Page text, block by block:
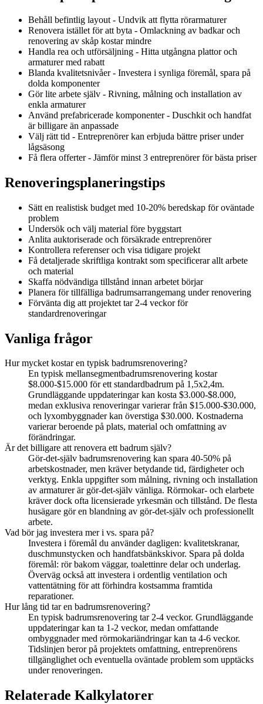
Behåll befintlig layout - Undvik att flytta rörarmaturer
Renovera istället för att byta - Omlackning av badkar och
renovering av skåp kostar mindre
Handla rea och utförsäljning - Hitta utgångna plattor och
armaturer med rabatt
Blanda kvalitetsnivåer - Investera i synliga föremål, spara på
dolda komponenter
Gör lite arbete själv - Rivning, målning och installation av
enkla armaturer
Använd prefabricerade komponenter - Duschkit och handfat
är billigare än anpassade
Välj rätt tid - Entreprenörer kan erbjuda bättre priser under
lågsäsong
Få flera offerter - Jämför minst 3 entreprenörer för bästa priser
Renoveringsplaneringstips
Sätt en realistisk budget med 10-20% beredskap för oväntade
problem
Undersök och välj material före byggstart
Anlita auktoriserade och försäkrade entreprenörer
Kontrollera referenser och visa tidigare projekt
Få detaljerade skriftliga kontrakt som specificerar allt arbete
och material
Skaffa nödvändiga tillstånd innan arbetet börjar
Planera för tillfälliga badrumsarrangemang under renovering
Förvänta dig att projektet tar 2-4 veckor för
standardrenoveringar
Vanliga frågor
Hur mycket kostar en typisk badrumsrenovering?
En typisk mellansegmentbadrumsrenovering kostar
$8.000-$15.000 för ett standardbadrum på 1,5x2,4m.
Grundläggande uppdateringar kan kosta $3.000-$8.000,
medan exklusiva renoveringar varierar från $15.000-$30.000,
och lyxombyggnader kan överstiga $30.000. Kostnaderna
varierar beroende på plats, material och omfattning av
förändringar.
Är det billigare att renovera ett badrum själv?
Gör-det-själv badrumsrenovering kan spara 40-50% på
arbetskostnader, men kräver betydande tid, färdigheter och
verktyg. Enkla uppgifter som målning, rivning och installation
av armaturer är gör-det-själv vänliga. Rörmokar- och elarbete
kräver dock ofta licensierade yrkesmän och tillstånd. De flesta
husägare gör en blandning av gör-det-själv och professionellt
arbete.
Vad bör jag investera mer i vs. spara på?
Investera i föremål du använder dagligen: kvalitetskranar,
duschmunstycken och handfatsbänkskivor. Spara på dolda
föremål: rör bakom väggar, toalettinre delar och underlag.
Överväg också att investera i ordentlig ventilation och
vattentätning för att förhindra kostsamma framtida
reparationer.
Hur lång tid tar en badrumsrenovering?
En typisk badrumsrenovering tar 2-4 veckor. Grundläggande
uppdateringar kan ta 1-2 veckor, medan omfattande
ombyggnader med rörmokariändringar kan ta 4-6 veckor.
Tidslinjen beror på projektets omfattning, entreprenörens
tillgänglighet och eventuella oväntade problem som upptäcks
under renoveringen.
Relaterade Kalkylatorer